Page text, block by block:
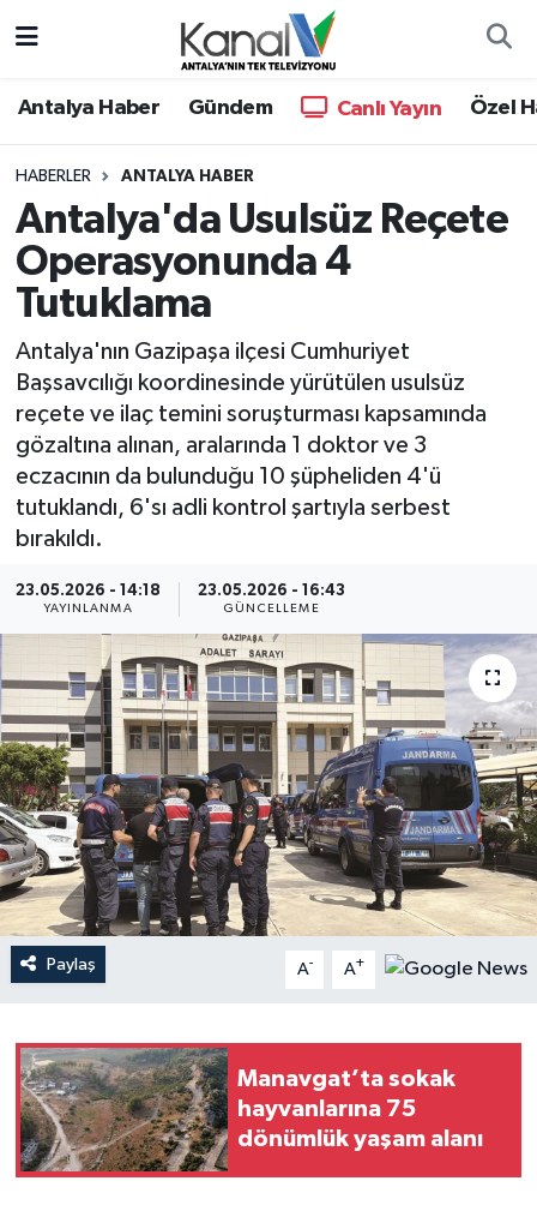
Antalya Haber Gündem Canlı Yayın Özel
HABERLER ANTALYA HABER
Antalya'da Usulsüz Reçete
Operasyonunda 4
Tutuklama
Antalya'nın Gazipaşa ilçesi Cumhuriyet
Başsavcılığı koordinesinde yürütülen usulsüz
reçete ve ilaç temini soruşturması kapsamında
gözaltına alınan, aralarında 1 doktor ve 3
eczacının da bulunduğu 10 şüpheliden 4'ü
tutuklandı, 6'sı adli kontrol şartıyla serbest
bırakıldı.
23.05.2026 - 14:18
YAYINLANMA
23.05.2026 - 16:43
GÜNCELLEME
Paylaş A- A+
Manavgat’ta sokak
hayvanlarına 75
dönümlük yaşam alanı
Antalya Haber
Dünya
Eğitim
Gündem
Günün Manşetleri
Haber Kuşakları
Haberler
KANALV Spor
Kültür Sanat
Magazin
Öğle Bülteni
Sağlık
Siyaset
Spor
Teknoloji
Hava Durumu
Trafik Durumu
Süper Lig Puan Durumu ve Fikstür
Son Dakika Haberleri
Haber Arşivi